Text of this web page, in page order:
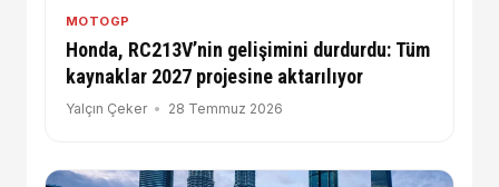
MOTOGP
Honda, RC213V’nin gelişimini durdurdu: Tüm
kaynaklar 2027 projesine aktarılıyor
Yalçın Çeker 28 Temmuz 2026